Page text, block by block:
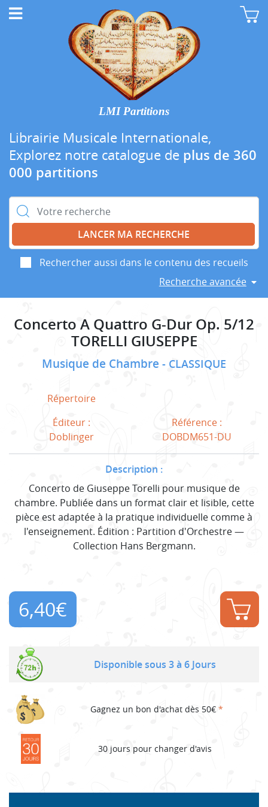
LMI Partitions
Librairie Musicale Internationale,
Explorez notre catalogue de plus de 360
000 partitions
Rechercher :
Rechercher aussi dans le contenu des recueils
Recherche avancée
Concerto A Quattro G-Dur Op. 5/12
TORELLI GIUSEPPE
Musique de Chambre CLASSIQUE
Répertoire
Éditeur :
Doblinger
Référence :
DOBDM651-DU
Description :
Concerto de Giuseppe Torelli pour musique de
chambre. Publiée dans un format clair et lisible, cette
pièce est adaptée à la pratique individuelle comme à
l'enseignement. Édition : Partition d'Orchestre —
Collection Hans Bergmann.
6,40€
Disponible sous 3 à 6 Jours
Gagnez un bon d'achat dès 50€ *
30 jours pour changer d'avis